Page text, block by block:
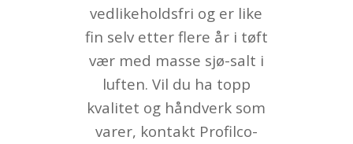
vedlikeholdsfri og er like
fin selv etter flere år i tøft
vær med masse sjø-salt i
luften. Vil du ha topp
kvalitet og håndverk som
varer, kontakt Profilco-
støtte ett lokalt firma.
Blide hyggelige og raske arbeidere.
Firmaet holder til i Hobøl og jeg
anbefaler alle å bruke dem om man
skal ha glassveranda. Fin utstilling
har de også så man kan se flr man
bestemmer.